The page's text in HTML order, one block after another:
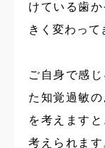
けている歯
きく変わって
ご自身で感
た知覚過敏
を考えます
考えられま